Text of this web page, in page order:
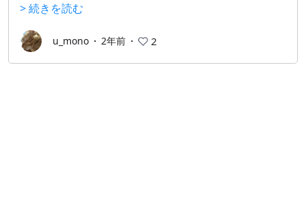
なキャラ達と、綺麗な音楽に引き込まれます。
と思っていたら、いや、やっぱりこんな所ゴメンだ
わ、と思わせられるホラー要素。
> 続きを読む
u_mono ・ 2年前 ・ 2